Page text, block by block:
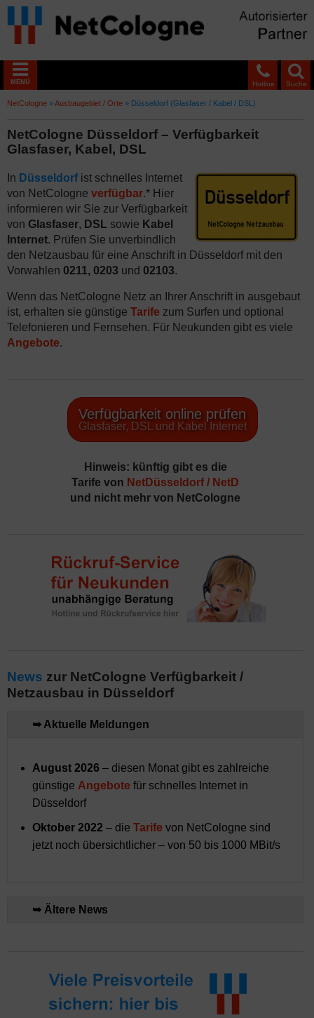
Suche
Hotline
MENÜ
NetCologne »Ausbaugebiet / Orte » Düsseldorf (Glasfaser / Kabel / DSL)
NetCologne Düsseldorf – Verfügbarkeit
Glasfaser, Kabel, DSL
In Düsseldorfist schnelles Internet
von NetCologne verfügbar.* Hier
informieren wir Sie zur Verfügbarkeit
von Glasfaser, DSL sowie Kabel
Internet. Prüfen Sie unverbindlich
den Netzausbau für eine Anschrift in Düsseldorf mit den
Vorwahlen 0211, 0203 und 02103.
Wenn das NetCologne Netz an Ihrer Anschrift in ausgebaut
ist, erhalten sie günstige Tarife zum Surfen und optional
Telefonieren und Fernsehen. Für Neukunden gibt es viele
Angebote.
Verfügbarkeit online prüfen
Glasfaser, DSL und Kabel Internet
Hinweis: künftig gibt es die
Tarife von NetDüsseldorf / NetD
und nicht mehr von NetCologne
News zur NetCologne Verfügbarkeit /
Netzausbau in Düsseldorf
➥ Aktuelle Meldungen
August 2026 – diesen Monat gibt es zahlreiche
günstige Angebote für schnelles Internet in
Düsseldorf
Oktober 2022 – die Tarife von NetCologne sind
jetzt noch übersichtlicher – von 50 bis 1000 MBit/s
➥ Ältere News